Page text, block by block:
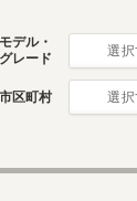
モデル・
グレード
選択
市区町村 選択